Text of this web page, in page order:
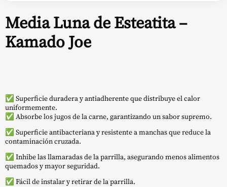
Media Luna de Esteatita –
Kamado Joe
✅ Superficie duradera y antiadherente que distribuye el calor
uniformemente.
✅ Absorbe los jugos de la carne, garantizando un sabor supremo.
✅ Superficie antibacteriana y resistente a manchas que reduce la
contaminación cruzada.
✅ Inhibe las llamaradas de la parrilla, asegurando menos alimentos
quemados y mayor seguridad.
✅ Fácil de instalar y retirar de la parrilla.